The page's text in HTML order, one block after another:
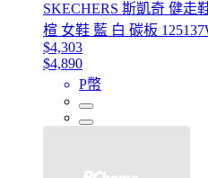
SKECHERS 斯凱奇 健走
楦 女鞋 藍 白 碳板
$4,303
$4,890
P幣